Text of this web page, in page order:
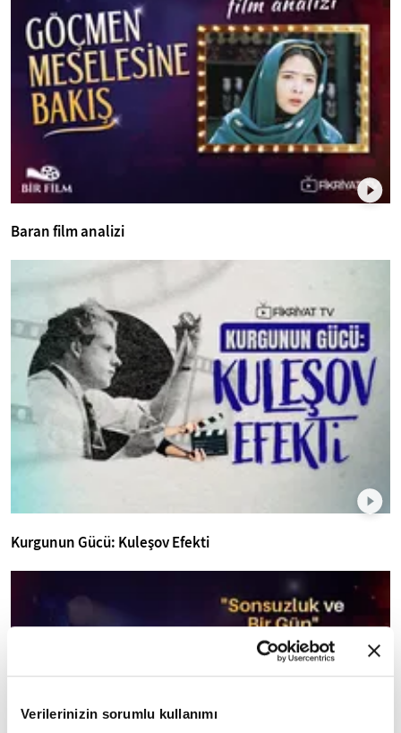
Verilerinizin sorumlu kullanımı
Baran film analizi
Kurgunun Gücü: Kuleşov Efekti